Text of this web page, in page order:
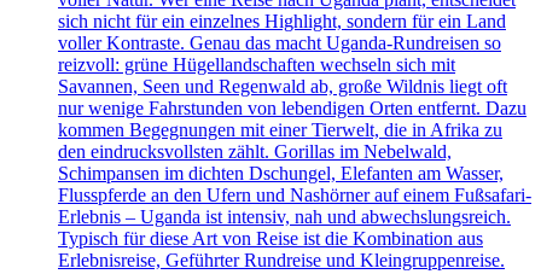
sich nicht für ein einzelnes Highlight, sondern für ein Land
voller Kontraste. Genau das macht Uganda-Rundreisen so
reizvoll: grüne Hügellandschaften wechseln sich mit
Savannen, Seen und Regenwald ab, große Wildnis liegt oft
nur wenige Fahrstunden von lebendigen Orten entfernt. Dazu
kommen Begegnungen mit einer Tierwelt, die in Afrika zu
den eindrucksvollsten zählt. Gorillas im Nebelwald,
Schimpansen im dichten Dschungel, Elefanten am Wasser,
Flusspferde an den Ufern und Nashörner auf einem Fußsafari-
Erlebnis – Uganda ist intensiv, nah und abwechslungsreich.
Typisch für diese Art von Reise ist die Kombination aus
Erlebnisreise, Geführter Rundreise und Kleingruppenreise.